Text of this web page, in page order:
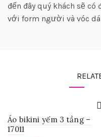
đến đây quý khách sẽ
với form người và vóc
Áo bikini yếm 3 tầng –
17011